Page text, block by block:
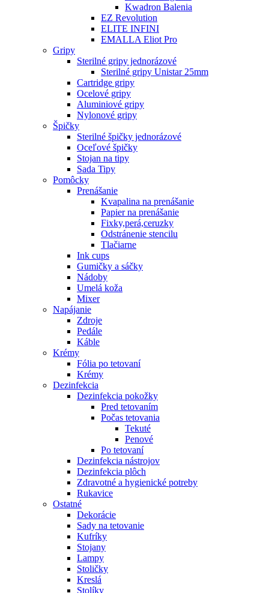
Kwadron Balenia
EZ Revolution
ELITE INFINI
EMALLA Eliot Pro
Gripy
Sterilné gripy jednorázové
Sterilné gripy Unistar 25mm
Cartridge gripy
Ocelové gripy
Aluminiové gripy
Nylonové gripy
Špičky
Sterilné špičky jednorázové
Oceľové špičky
Stojan na tipy
Sada Tipy
Pomôcky
Prenášanie
Kvapalina na prenášanie
Papier na prenášanie
Fixky,perá,ceruzky
Odstránenie stencilu
Tlačiarne
Ink cups
Gumičky a sáčky
Nádoby
Umelá koža
Mixer
Napájanie
Zdroje
Pedále
Káble
Krémy
Fólia po tetovaní
Krémy
Dezinfekcia
Dezinfekcia pokožky
Pred tetovaním
Počas tetovania
Tekuté
Penové
Po tetovaní
Dezinfekcia nástrojov
Dezinfekcia plôch
Zdravotné a hygienické potreby
Rukavice
Ostatné
Dekorácie
Sady na tetovanie
Kufríky
Stojany
Lampy
Stoličky
Kreslá
Stolíky